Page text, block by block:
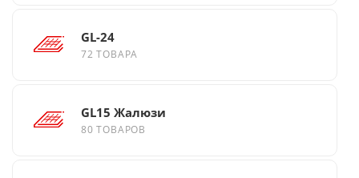
GL-24
72 ТОВАРА
GL15 Жалюзи
80 ТОВАРОВ